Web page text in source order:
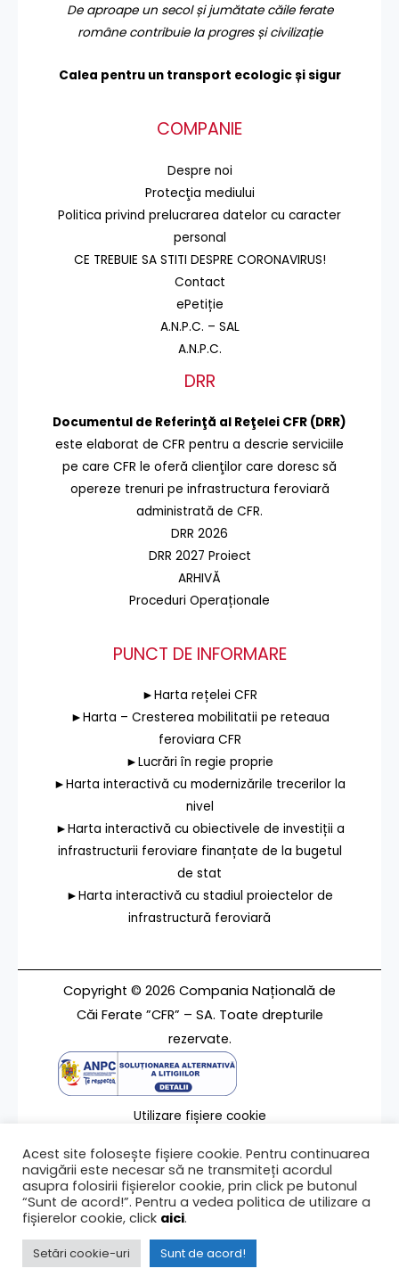
De aproape un secol și jumătate căile ferate
române contribuie la progres și civilizație
Calea pentru un transport ecologic și sigur
COMPANIE
Despre noi
Protecţia mediului
Politica privind prelucrarea datelor cu caracter
personal
CE TREBUIE SA STITI DESPRE CORONAVIRUS!
Contact
ePetiție
A.N.P.C. – SAL
A.N.P.C.
DRR
Documentul de Referinţă al Reţelei CFR (DRR)
este elaborat de CFR pentru a descrie serviciile
pe care CFR le oferă clienţilor care doresc să
opereze trenuri pe infrastructura feroviară
administrată de CFR.
DRR 2026
DRR 2027 Proiect
ARHIVĂ
Proceduri Operaționale
PUNCT DE INFORMARE
►Harta rețelei CFR
►Harta – Cresterea mobilitatii pe reteaua
feroviara CFR
►Lucrări în regie proprie
►Harta interactivă cu modernizările trecerilor la
nivel
►Harta interactivă cu obiectivele de investiții a
infrastructurii feroviare finanțate de la bugetul
de stat
►Harta interactivă cu stadiul proiectelor de
infrastructură feroviară
Copyright © 2026 Compania Națională de
Căi Ferate ”CFR” – SA. Toate drepturile
rezervate.
Utilizare fișiere cookie
Contact
Ultima modificare a paginii 06/02/2019
Acest site folosește fișiere cookie. Pentru continuarea
navigării este necesar să ne transmiteți acordul
asupra folosirii fișierelor cookie, prin click pe butonul
“Sunt de acord!”. Pentru a vedea politica de utilizare a
fișierelor cookie, click aici.
Setări cookie-uri Sunt de acord!